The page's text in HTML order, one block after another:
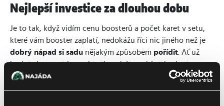
Nejlepší investice za dlouhou dobu
Je to tak, když vidím cenu boosterů a počet karet v setu,
které vám booster zaplatí, nedokážu říci nic jiného než je
dobrý nápad si sadu nějakým způsobem pořídit . Ať už
budete kupovat boxy, které necháte nabírat hodnotu a
prach ve skříni, nebo budete boostery zuřivě trhat, a nebo